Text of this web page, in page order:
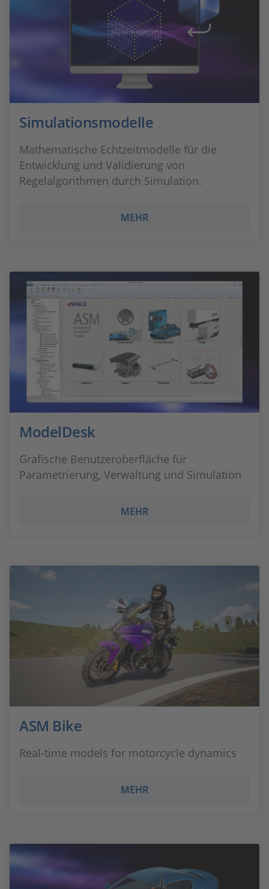
Simulationsmodelle
Mathematische Echtzeitmodelle für die
Entwicklung und Validierung von
Regelalgorithmen durch Simulation.
MEHR
ModelDesk
Grafische Benutzeroberfläche für
Parametrierung, Verwaltung und Simulation
MEHR
ASM Bike
Real-time models for motorcycle dynamics
MEHR